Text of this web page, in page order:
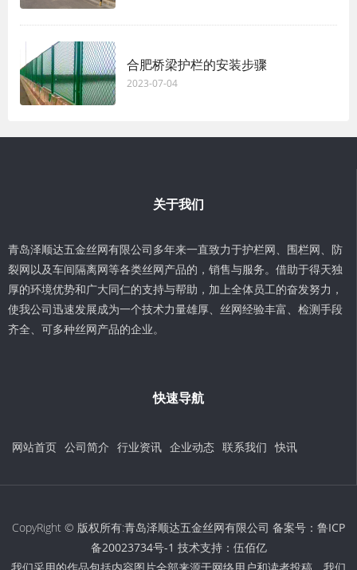
合肥桥梁护栏的安装步骤
2023-07-04
关于我们
青岛泽顺达五金丝网有限公司多年来一直致力于护栏网、围栏网、防
裂网以及车间隔离网等各类丝网产品的，销售与服务。借助于得天独
厚的环境优势和广大同仁的支持与帮助，加上全体员工的奋发努力，
使我公司迅速发展成为一个技术力量雄厚、丝网经验丰富、检测手段
齐全、可多种丝网产品的企业。
快速导航
网站首页 公司简介 行业资讯 企业动态 联系我们 快讯
CopyRight © 版权所有:青岛泽顺达五金丝网有限公司 备案号： 鲁ICP
备20023734号-1 技术支持： 伍佰亿